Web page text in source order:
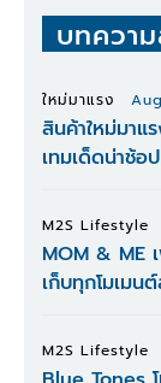
บทควา
ใหม่มาแรง
สินค้าใหม่มา
เทมเด็ดน่าช้อ
M2S Lifestyle
MOM & ME
เก็บทุกโมเมน
M2S Lifestyle